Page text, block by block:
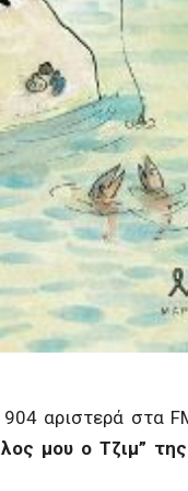
αριστερά στα
μου ο Τζιμ” της